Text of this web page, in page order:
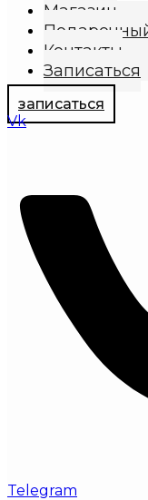
Магазин
Контакты
Записаться
записаться
Vk
Telegram